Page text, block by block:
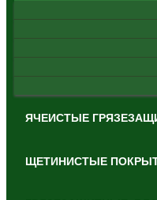
ЯЧЕИСТЫЕ
ЩЕТИНИСТЫЕ